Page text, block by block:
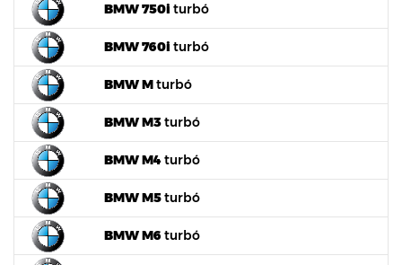
BMW 750i turbó
BMW 760i turbó
BMW Mturbó
BMW M3turbó
BMW M4turbó
BMW M5turbó
BMW M6 turbó